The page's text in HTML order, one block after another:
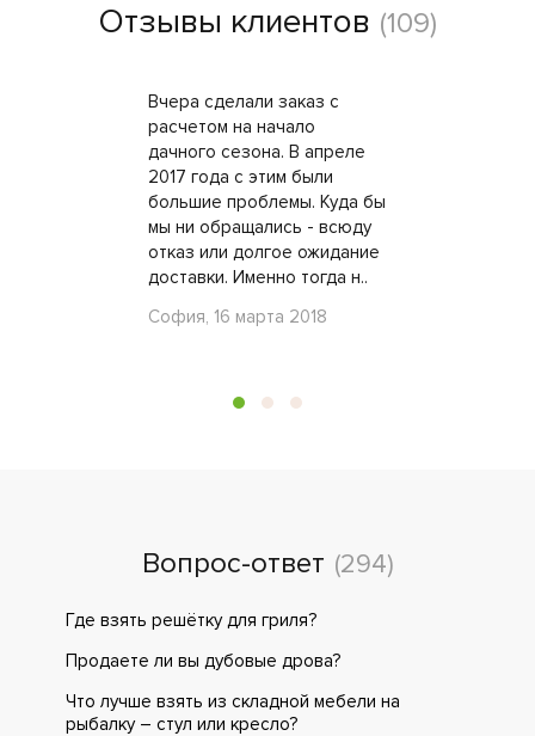
Отзывы клиентов (109)
Вчера сделали заказ с
расчетом на начало
дачного сезона. В апреле
2017 года с этим были
большие проблемы. Куда бы
мы ни обращались - всюду
отказ или долгое ожидание
доставки. Именно тогда н..
София, 16 марта 2018
Вопрос-ответ (294)
Где взять решётку для гриля?
Продаете ли вы дубовые дрова?
Что лучше взять из складной мебели на
рыбалку – стул или кресло?